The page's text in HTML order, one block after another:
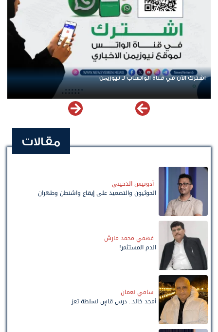
اشترك الآن في قناة الواتساب لـ نيوزيمن
مقالات
أدونيس الدخيني
الحوثيون والتصعيد على إيقاع واشنطن وطهران
فهمي محمد مارش
الدم المستثمر!
سامي نعمان
أمجد خالد.. درس قاسٍ لسلطة تعز